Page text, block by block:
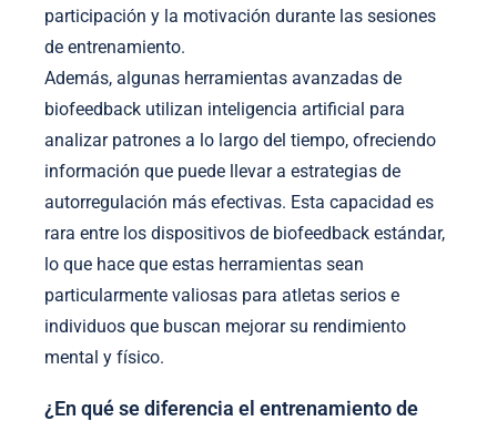
participación y la motivación durante las sesiones
de entrenamiento.
Además, algunas herramientas avanzadas de
biofeedback utilizan inteligencia artificial para
analizar patrones a lo largo del tiempo, ofreciendo
información que puede llevar a estrategias de
autorregulación más efectivas. Esta capacidad es
rara entre los dispositivos de biofeedback estándar,
lo que hace que estas herramientas sean
particularmente valiosas para atletas serios e
individuos que buscan mejorar su rendimiento
mental y físico.
¿En qué se diferencia el entrenamiento de